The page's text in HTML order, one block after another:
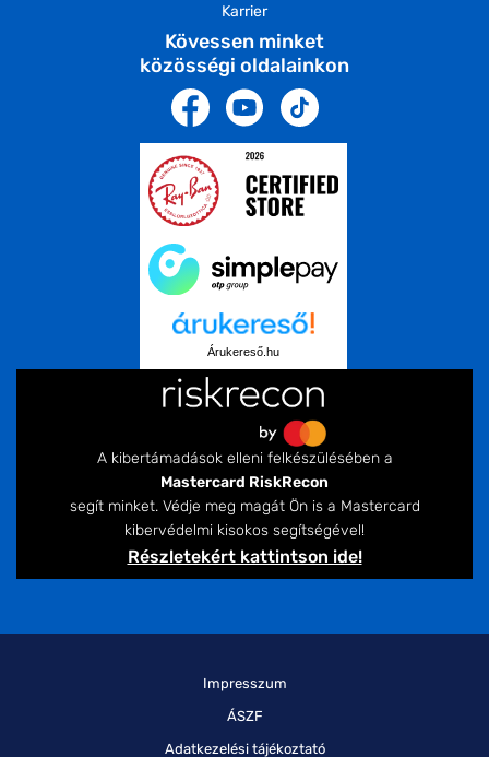
Karrier
Kövessen minket
közösségi oldalainkon
Árukereső.hu
A kibertámadások elleni felkészülésében a
Mastercard RiskRecon
segít minket. Védje meg magát Ön is a Mastercard
kibervédelmi kisokos segítségével!
Részletekért kattintson ide!
Impresszum
ÁSZF
Adatkezelési tájékoztató